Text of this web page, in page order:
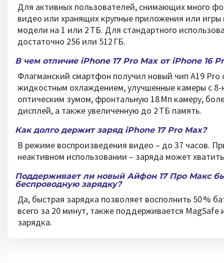
Для активных пользователей, снимающих много
видео или хранящих крупные приложения или
модели на 1 или 2 ТБ. Для стандартного
достаточно 256 или 512 ГБ.
В чем отличие iPhone 17 Pro Max от iPhone 16
Флагманский смартфон получил новый чип A19 Pro
жидкостным охлаждением, улучшенные камеры с
оптическим зумом, фронтальную 18 Мп камеру,
дисплей, а также увеличенную до 2 ТБ память.
Как долго держит заряд iPhone 17 Pro Max?
В режиме воспроизведения видео – до 37 часов.
неактивном использовании – заряда может
Поддерживает ли новый Айфон 17 Про Макс
беспроводную зарядку?
Да, быстрая зарядка позволяет восполнить 50 %
всего за 20 минут, также поддерживается MagSafe
зарядка.